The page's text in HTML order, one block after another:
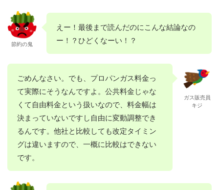
節約の鬼
えー！最後まで読んだのにこんな結論なの
ー！？ひどくなーい！？
ごめんなさい。でも、プロパンガス料金っ
て実際にそうなんですよ。公共料金じゃな
くて自由料金という扱いなので、料金幅は
決まっていないですし自由に変動調整でき
るんです。他社と比較しても改定タイミン
グは違いますので、一概に比較はできない
です。
ガス販売員
キジ